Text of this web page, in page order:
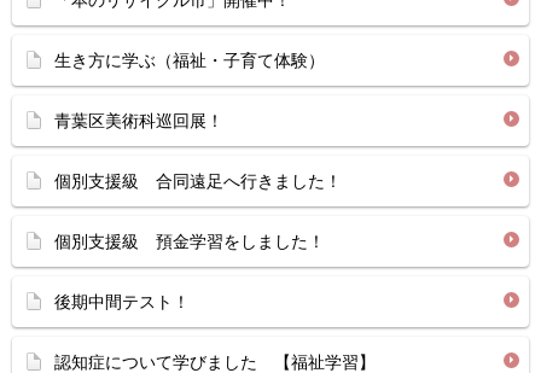
生き方に学ぶ（福祉・子育て体験）
青葉区美術科巡回展！
個別支援級 合同遠足へ行きました！
個別支援級 預金学習をしました！
後期中間テスト！
認知症について学びました 【福祉学習】